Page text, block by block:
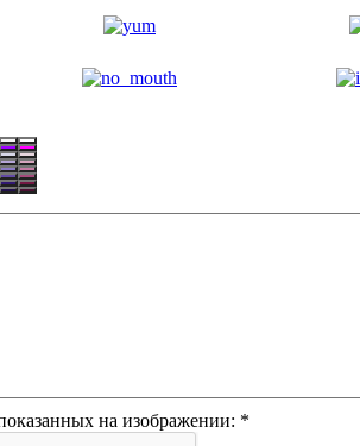
на изображении: *